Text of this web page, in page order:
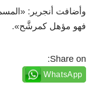
وأضافت أنجرير:
فهو مؤهل كمرشَّح».
Share on:
WhatsApp